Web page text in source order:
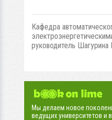
Кафедра
руководитель Шагурина
Мы делаем новое
ведущих университетов и